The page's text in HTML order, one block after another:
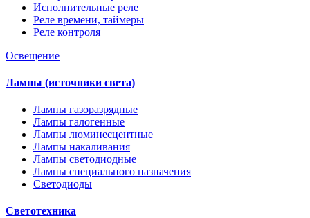
Исполнительные реле
Реле времени, таймеры
Реле контроля
Освещение
Лампы (источники света)
Лампы газоразрядные
Лампы галогенные
Лампы люминесцентные
Лампы накаливания
Лампы светодиодные
Лампы специального назначения
Светодиоды
Светотехника